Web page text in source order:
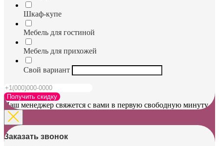
Шкаф-купе
Мебель для гостиной
Мебель для прихожей
Свой вариант
Получить скидку
Наш менеджер свяжется с вами в первую свободную минуту
Заказать звонок